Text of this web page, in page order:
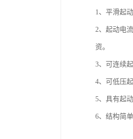
1、平滑起
2、起动电
资。
3、可连续
4、可低压
5、具有起
6、结构简